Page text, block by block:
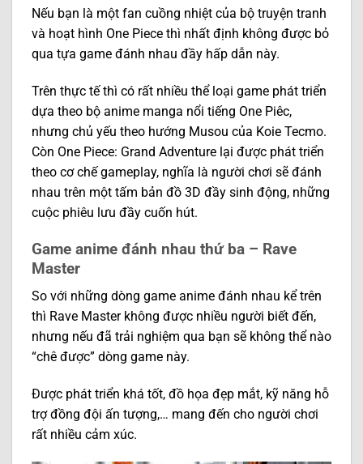
Nếu bạn là một fan cuồng nhiệt của bộ truyện tranh
và hoạt hình One Piece thì nhất định không được bỏ
qua tựa game đánh nhau đầy hấp dẫn này.
Trên thực tế thì có rất nhiều thể loại game phát triển
dựa theo bộ anime manga nổi tiếng One Piêc,
nhưng chủ yếu theo hướng Musou của Koie Tecmo.
Còn One Piece: Grand Adventure lại được phát triển
theo cơ chế gameplay, nghĩa là người chơi sẽ đánh
nhau trên một tấm bản đồ 3D đầy sinh động, những
cuộc phiêu lưu đầy cuốn hút.
Game anime đánh nhau thứ ba – Rave
Master
So với những dòng game anime đánh nhau kể trên
thì Rave Master không được nhiều người biết đến,
nhưng nếu đã trải nghiệm qua bạn sẽ không thể nào
“chê được” dòng game này.
Được phát triển khá tốt, đồ họa đẹp mắt, kỹ năng hỗ
trợ đồng đội ấn tượng,… mang đến cho người chơi
rất nhiều cảm xúc.